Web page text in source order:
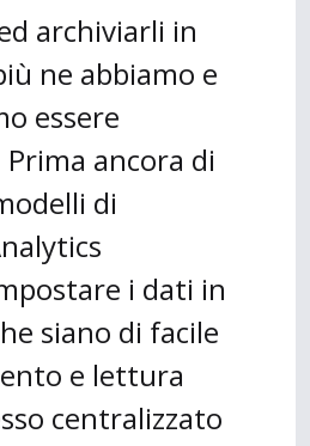
archiviarli in
ne abbiamo e
essere
ancora di
di
i dati in
siano di facile
e lettura
centralizzato